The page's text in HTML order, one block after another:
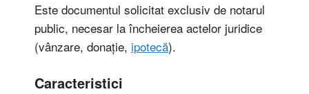
Este documentul solicitat exclusiv de notarul
public, necesar la încheierea actelor juridice
(vânzare, donație, ipotecă).
Caracteristici